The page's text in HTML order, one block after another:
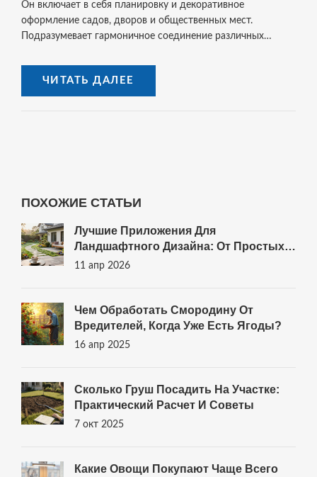
Он включает в себя планировку и декоративное
оформление садов, дворов и общественных мест.
Подразумевает гармоничное соединение различных
вода, камни и малые архитектурные формы. В статье
предложены советы по началу преобразования вашего
участка в уютное и живописное пространство. Эти
ЧИТАТЬ ДАЛЕЕ
ПОХОЖИЕ СТАТЬИ
Лучшие Приложения Для
Ландшафтного Дизайна: От Простых
Схем До 3D-Проектов
11 апр 2026
Чем Обработать Смородину От
Вредителей, Когда Уже Есть Ягоды?
16 апр 2025
Сколько Груш Посадить На Участке:
Практический Расчет И Советы
7 окт 2025
Какие Овощи Покупают Чаще Всего